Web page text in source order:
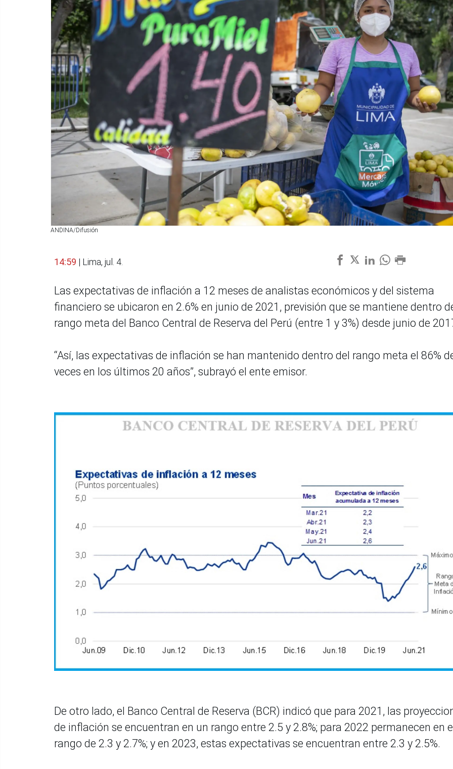
ANDINA/Difusión
14:59 | Lima, jul. 4.
Las expectativas de inflación a 12 meses de analistas económicos y del sistema
financiero se ubicaron en 2.6% en junio de 2021, previsión que se mantiene dentro
rango meta del Banco Central de Reserva del Perú (entre 1 y 3%) desde junio de
“Así, las expectativas de inflación se han mantenido dentro del rango meta el 86%
veces en los últimos 20 años”, subrayó el ente emisor.
De otro lado, el Banco Central de Reserva (BCR) indicó que para 2021, las
de inflación se encuentran en un rango entre 2.5 y 2.8%; para 2022 permanecen en
rango de 2.3 y 2.7%; y en 2023, estas expectativas se encuentran entre 2.3 y 2.5%.